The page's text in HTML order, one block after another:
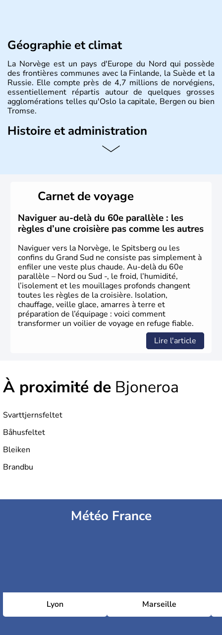
Géographie et climat
La Norvège est un pays d'Europe du Nord qui possède
des frontières communes avec la Finlande, la Suède et la
Russie. Elle compte près de 4,7 millions de norvégiens,
essentiellement répartis autour de quelques grosses
agglomérations telles qu'Oslo la capitale, Bergen ou bien
Tromse.
Histoire et administration
La Norvège est gouvernée par une monarchie
Carnet de voyage
Naviguer au-delà du 60e parallèle : les
règles d’une croisière pas comme les autres
Naviguer vers la Norvège, le Spitsberg ou les
confins du Grand Sud ne consiste pas simplement à
enfiler une veste plus chaude. Au-delà du 60e
parallèle – Nord ou Sud -, le froid, l’humidité,
l’isolement et les mouillages profonds changent
toutes les règles de la croisière. Isolation,
chauffage, veille glace, amarres à terre et
préparation de l’équipage : voici comment
transformer un voilier de voyage en refuge fiable.
Lire l'article
À proximité de Bjoneroa
Svarttjernsfeltet
Båhusfeltet
Bleiken
Brandbu
Météo France
Lyon Marseille